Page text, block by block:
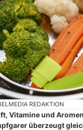
REDAKTION
Vitamine und
überzeugt